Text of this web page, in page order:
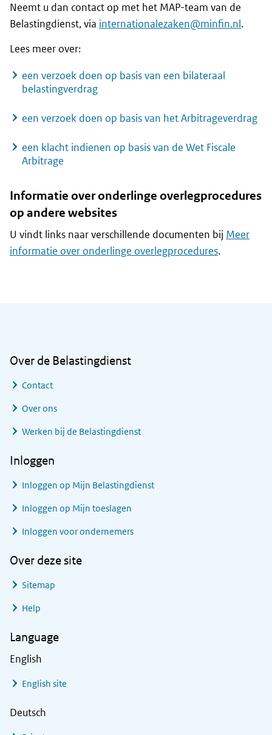
Neemt u dan contact op met het MAP-team van de
Belastingdienst, via internationalezaken@minfin.nl.
Lees meer over:
een verzoek doen op basis van een bilateraal
belastingverdrag
een verzoek doen op basis van het Arbitrageverdrag
een klacht indienen op basis van de Wet Fiscale
Arbitrage
Informatie over onderlinge overlegprocedures
op andere websites
U vindt links naar verschillende documenten bij Meer
informatie over onderlinge overlegprocedures.
Over de Belastingdienst
Contact
Over ons
Werken bij de Belastingdienst
Inloggen
Inloggen op Mijn Belastingdienst
Inloggen op Mijn toeslagen
Inloggen voor ondernemers
Over deze site
Sitemap
Help
Language
English
English site
Deutsch